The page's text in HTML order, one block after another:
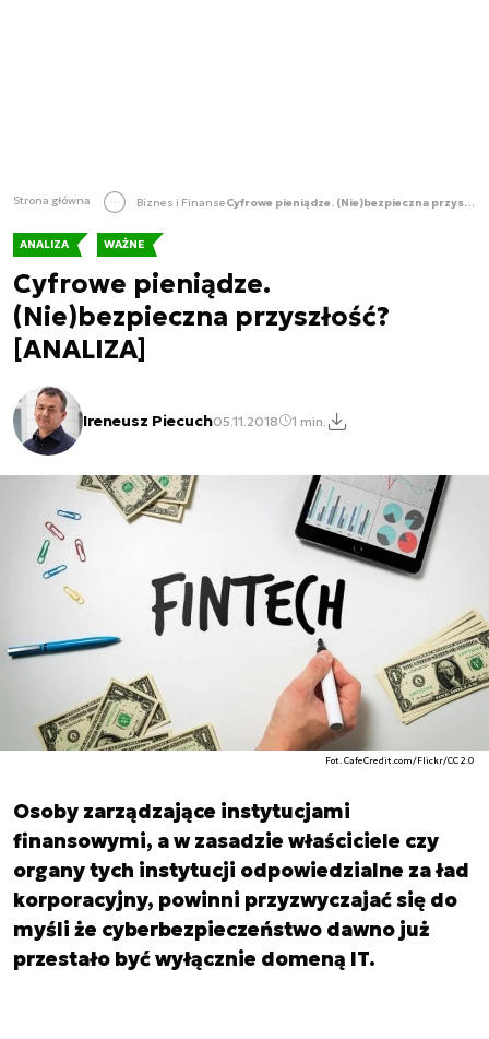
Strona główna Biznes i Finanse Cyfrowe pieniądze. (Nie)bezpieczna przyszłość? [ANALIZA]
ANALIZA WAŻNE
Cyfrowe pieniądze.
(Nie)bezpieczna przyszłość?
[ANALIZA]
Ireneusz Piecuch05.11.2018 1 min.
Fot. CafeCredit.com/Flickr/CC 2.0
Osoby zarządzające instytucjami
finansowymi, a w zasadzie właściciele czy
organy tych instytucji odpowiedzialne za ład
korporacyjny, powinni przyzwyczajać się do
myśli że cyberbezpieczeństwo dawno już
przestało być wyłącznie domeną IT.